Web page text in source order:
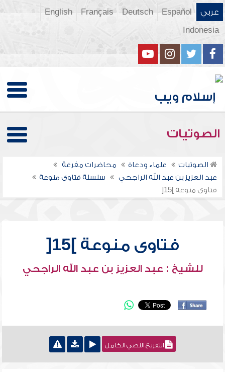
عربي Español
Deutsch
Français
English
Indonesia
الصوتيات
الصوتيات علماء ودعاة
محاضرات مفرغة
عبد العزيز بن عبد الله الراجحي
سلسلة فتاوى منوعة
فتاوى منوعة ]15[
فتاوى منوعة ]15[
للشيخ : عبد العزيز بن عبد الله الراجحي
التفريغ النصي الكامل